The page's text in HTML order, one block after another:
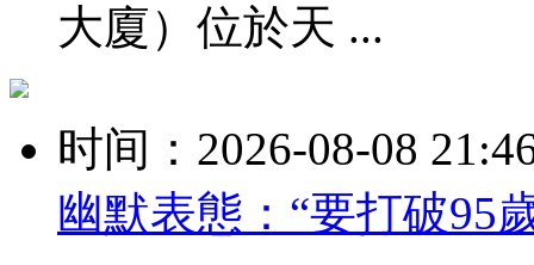
大廈）位於天 ...
时间：2026-08-08
幽默表態：“要打破95